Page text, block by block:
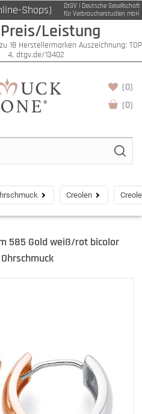
Shops)
DtGV | Deutsche Gesellschaft
für Verbraucherstudien mbH
Leistung
18 Herstellermarken Auszeichnung: TOP
4, dtgv.de/13402
(0)
(0)
Creolen
585 Gold weiß/rot bicolor